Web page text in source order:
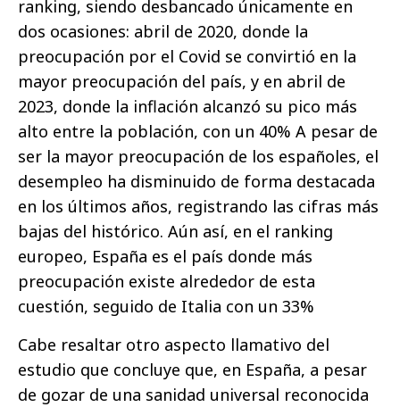
ranking, siendo desbancado únicamente en
dos ocasiones: abril de 2020, donde la
preocupación por el Covid se convirtió en la
mayor preocupación del país, y en abril de
2023, donde la inflación alcanzó su pico más
alto entre la población, con un 40% A pesar de
ser la mayor preocupación de los españoles, el
desempleo ha disminuido de forma destacada
en los últimos años, registrando las cifras más
bajas del histórico. Aún así, en el ranking
europeo, España es el país donde más
preocupación existe alrededor de esta
cuestión, seguido de Italia con un 33%
Cabe resaltar otro aspecto llamativo del
estudio que concluye que, en España, a pesar
de gozar de una sanidad universal reconocida